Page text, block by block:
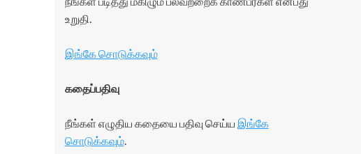
உறுதி.
இங்கே சொடுக்கவும்
கதைப்பதிவு
நீங்கள் எழுதிய கதையை பதிவு செய்ய இங்கே
சொடுக்கவும்.